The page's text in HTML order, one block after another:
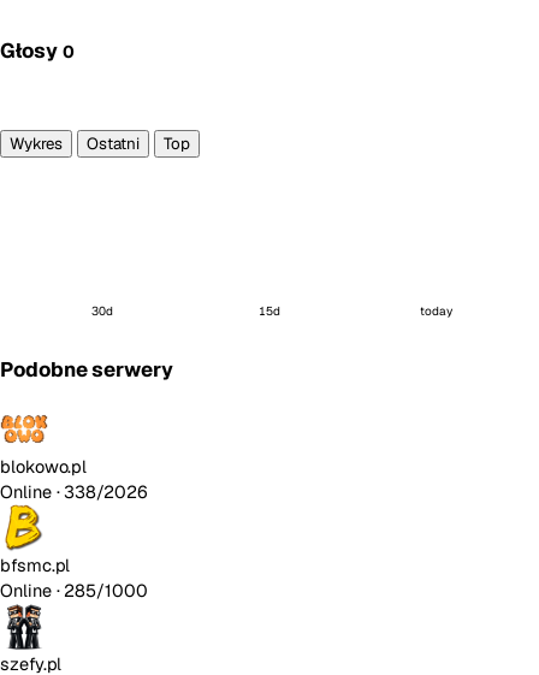
Głosy 0
Wykres
Ostatni Top
30d 15d today
Podobne serwery
blokowo.pl
Online· 338/2026
bfsmc.pl
Online· 285/1000
szefy.pl